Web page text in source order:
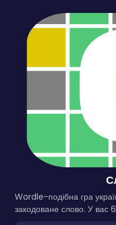
Wordle-подібна гра
закодоване слово. У вас